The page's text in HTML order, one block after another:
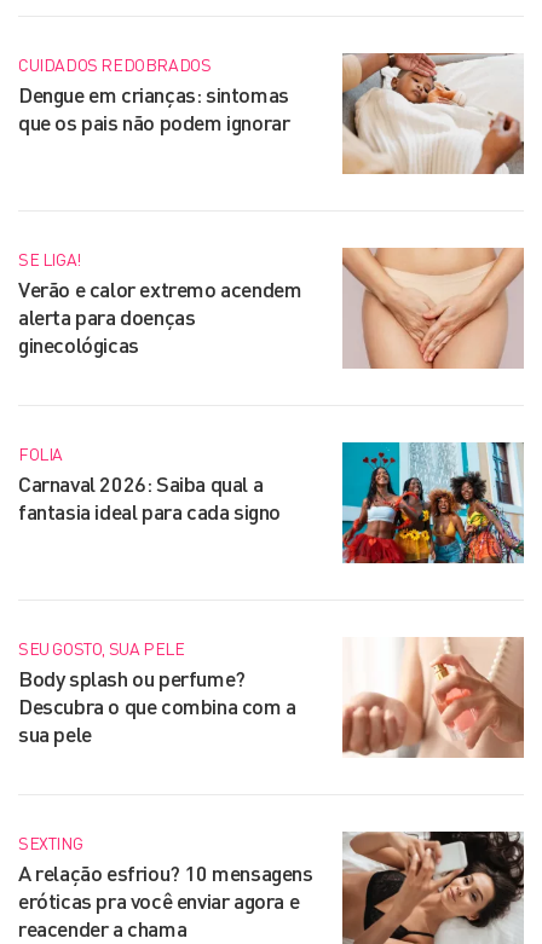
CUIDADOS REDOBRADOS
Dengue em crianças: sintomas
que os pais não podem ignorar
SE LIGA!
Verão e calor extremo acendem
alerta para doenças
ginecológicas
FOLIA
Carnaval 2026: Saiba qual a
fantasia ideal para cada signo
SEU GOSTO, SUA PELE
Body splash ou perfume?
Descubra o que combina com a
sua pele
SEXTING
A relação esfriou? 10 mensagens
eróticas pra você enviar agora e
reacender a chama